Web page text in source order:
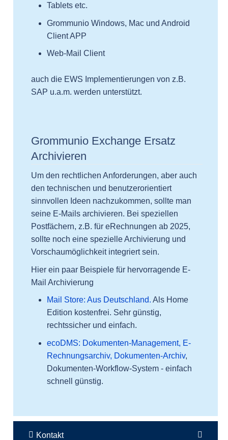
Tablets etc.
Grommunio Windows, Mac und Android
Client APP
Web-Mail Client
auch die EWS Implementierungen von z.B.
SAP u.a.m. werden unterstützt.
Grommunio Exchange Ersatz
Archivieren
Um den rechtlichen Anforderungen, aber auch
den technischen und benutzerorientiert
sinnvollen Ideen nachzukommen, sollte man
seine E-Mails archivieren. Bei speziellen
Postfächern, z.B. für eRechnungen ab 2025,
sollte noch eine spezielle Archivierung und
Vorschaumöglichkeit integriert sein.
Hier ein paar Beispiele für hervorragende E-
Mail Archivierung
Mail Store: Aus Deutschland. Als Home
Edition kostenfrei. Sehr günstig,
rechtssicher und einfach.
ecoDMS: Dokumenten-Management, E-
Rechnungsarchiv, Dokumenten-Archiv,
Dokumenten-Workflow-System - einfach
schnell günstig.
Kontakt